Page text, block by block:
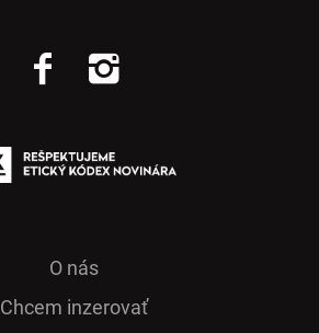
O nás
Chcem inzerovať